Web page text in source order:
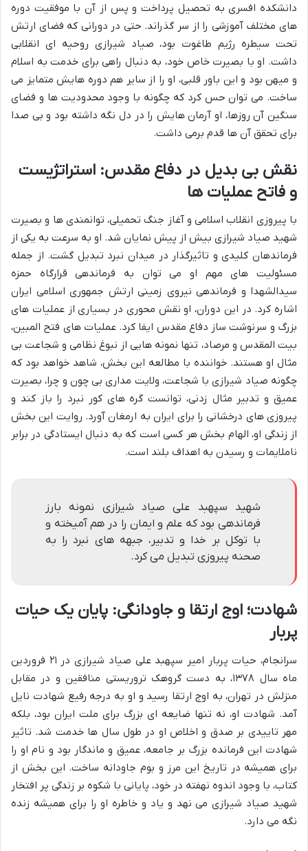
دانشکده افسری به تحصیل پرداخت و پس از آن با موفقیت دوره
های مختلف آموزشی را از سر گذراند. حتی در دورانی که فضای ارتش
تحت سیطره رژیم طاغوت بود، صیاد شیرازی روحیه ای انقلابی
داشت. او با بصیرت خاص خود، به دنبال راهی برای خدمت به اسلام
و میهن بود و این باور قلبی، او را از سایر هم دوره هایش متمایز می
ساخت. می توان حس کرد که چگونه با وجود محدودیت ها و فضای
سنگین آن روزها، او آرمان هایش را در دل نگه داشته بود و بی صدا
برای تحقق آن ها قدم برمی داشت.
نقش بی بدیل در دفاع مقدس: استراتژیست
و فاتح عملیات ها
با پیروزی انقلاب اسلامی و آغاز جنگ تحمیلی، توانمندی ها و بصیرت
شهید صیاد شیرازی بیش از پیش نمایان شد. او به سرعت به یکی از
فرماندهان کلیدی و تاثیرگذار در میدان نبرد تبدیل گشت. از جمله
مسئولیت های مهم او می توان به فرماندهی قرارگاه حمزه
سیدالشهدا و فرماندهی نیروی زمینی ارتش جمهوری اسلامی ایران
اشاره کرد. در این دوران، او نقش محوری در بسیاری از عملیات های
بزرگ و سرنوشت ساز دفاع مقدس ایفا کرد. عملیات های فتح المبین،
بیت المقدس و مرصاد، تنها نمونه هایی از نبوغ نظامی و شجاعت بی
مثال او هستند. خواننده با مطالعه این بخش، شاهد خواهد بود که
چگونه صیاد شیرازی با شجاعت، ولایت مداری بی چون و چرا، بصیرت
عمیق و تدبیر مثال زدنی، توانست گره های کور نبرد را باز کند و
پیروزی های درخشانی را برای ایران به ارمغان آورد. روایت این بخش
از زندگی او، الهام بخش هر کسی است که به دنبال ایستادگی در برابر
ناملایمات و رسیدن به اهداف بلند است.
شهید سپهبد علی صیاد شیرازی نمونه بارز
فرماندهی بود که علم و ایمان را در هم آمیخته و
با توکل بر خدا و تدبیر، جبهه های نبرد را به
صحنه پیروزی تبدیل می کرد.
شهادت؛ اوج ارتقا و جاودانگی: پایان یک حیات
پربار
سرانجام، حیات پربار امیر سپهبد علی صیاد شیرازی در ۲۱ فروردین
ماه سال ۱۳۷۸، به دست گروهک تروریستی منافقین و در مقابل
منزلش در تهران، به اوج ارتقا رسید و او به درجه رفیع شهادت نایل
آمد. شهادت او، نه تنها ضایعه ای بزرگ برای ملت ایران بود، بلکه
مهر تاییدی بر صدق و اخلاص او در طول سال ها خدمت شد. تاثیر
شهادت این فرمانده بزرگ بر جامعه، عمیق و ماندگار بود و نام او را
برای همیشه در تاریخ این مرز و بوم جاودانه ساخت. این بخش از
کتاب، با وجود اندوه نهفته در خود، پایانی با شکوه بر زندگی پر افتخار
شهید صیاد شیرازی می نهد و یاد و خاطره او را برای همیشه زنده
نگه می دارد.